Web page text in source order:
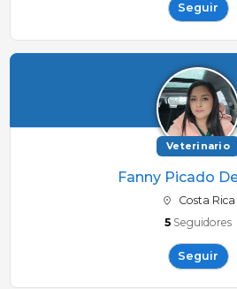
Seguir
Veterinario
Fanny Picado
Costa Rica
5 Seguidores
Seguir